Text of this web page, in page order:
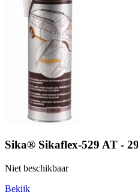
Sika® Sikaflex-529 AT -
Niet beschikbaar
Bekijk